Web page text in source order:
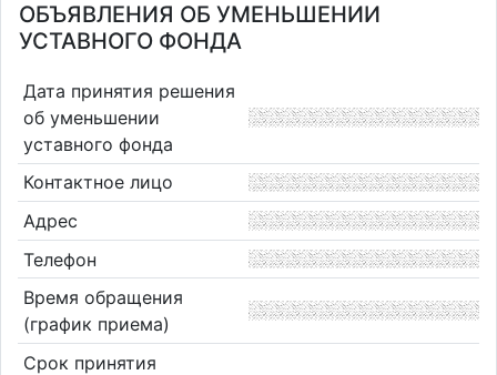
ОБЪЯВЛЕНИЯ ОБ УМЕНЬШЕНИИ
УСТАВНОГО ФОНДА
Дата принятия решения
об уменьшении
уставного фонда
Контактное лицо
Адрес
Телефон
Время обращения
(график приема)
Срок принятия